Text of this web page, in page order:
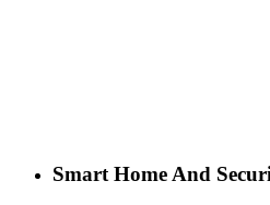
Smart Home And